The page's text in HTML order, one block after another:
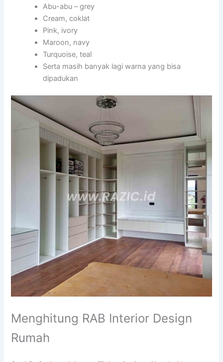
Abu-abu – grey
Cream, coklat
Pink, ivory
Maroon, navy
Turquoise, teal
Serta masih banyak lagi warna yang bisa
dipadukan
Menghitung RAB Interior Design
Rumah